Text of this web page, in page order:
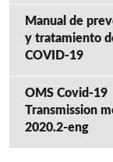
Manual de
y tratamiento
COVID-19
OMS Covid-19
Transmission
2020.2-eng